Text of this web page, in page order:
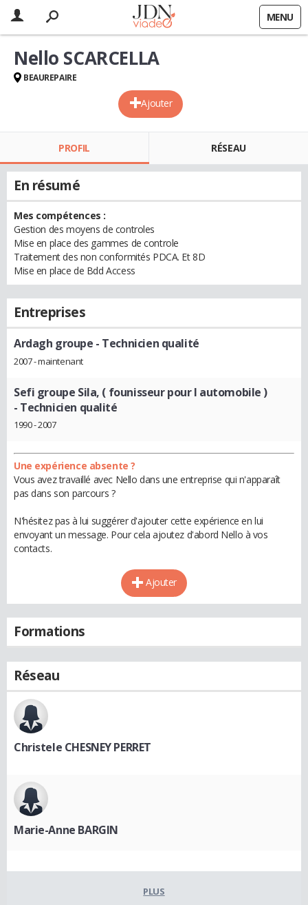
MENU
Ajouter
Nello SCARCELLA
BEAUREPAIRE
PROFIL RÉSEAU
En résumé
Mes compétences :
Gestion des moyens de controles
Mise en place des gammes de controle
Traitement des non conformités PDCA. Et 8D
Mise en place de Bdd Access
Entreprises
Ardagh groupe - Technicien qualité
2007 - maintenant
Sefi groupe Sila, ( founisseur pour l automobile )
- Technicien qualité
1990 - 2007
Une expérience absente ?
Vous avez travaillé avec Nello dans une entreprise qui n'apparaît
pas dans son parcours ?
N'hésitez pas à lui suggérer d'ajouter cette expérience en lui
envoyant un message. Pour cela ajoutez d'abord Nello à vos
contacts.
Ajouter
Formations
Réseau
Christele CHESNEY PERRET
Marie-Anne BARGIN
PLUS